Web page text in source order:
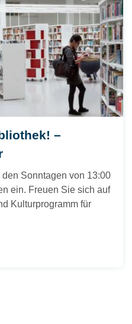
–
Sonntagen von 13:00
ein. Freuen Sie sich auf
Kulturprogramm für